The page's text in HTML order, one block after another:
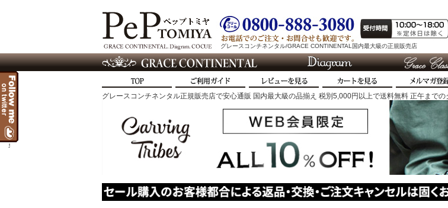
グレースコンチネンタル/GRACE CONTINENTAL国内最大級の正規販売店
グレースコンチネンタル正規販売店で安心通販 国内最大級の品揃え 税別5,000円以上で送料無料 正午まで
t